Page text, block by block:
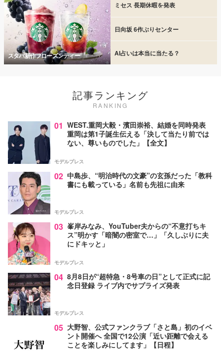
スタバ新作フローズンティー
ミセス 長期休暇を発表
日向坂 6作ぶりセンター
AI占いは本当に当たる？
記事ランキング
RANKING
01 WEST.重岡大毅・濱田崇裕、結婚を同時発表
重岡は第1子誕生伝える「決して当たり前では
ない、尊いものでした」【全文】
モデルプレス
02 中島歩、“明治時代の文豪”の玄孫だった「教科
書にも載っている」名前も先祖に由来
モデルプレス
03 峯岸みなみ、YouTuber夫からの“不意打ちキ
ス”明かす「暗闇の密室で…」「久しぶりに夫
にドキッと」
モデルプレス
04 8月8日が“超特急・8号車の日”として正式に記
念日登録 ライブ内でサプライズ発表
モデルプレス
05 大野智、公式ファンクラブ「さと島」初のイベ
ント開催へ 全国で12公演「近い距離で会える
ことを楽しみにしてます」【日程】